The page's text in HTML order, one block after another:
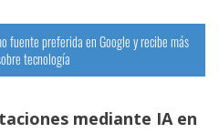
fuente preferida en Google y recibe más
tecnología
mediante IA en